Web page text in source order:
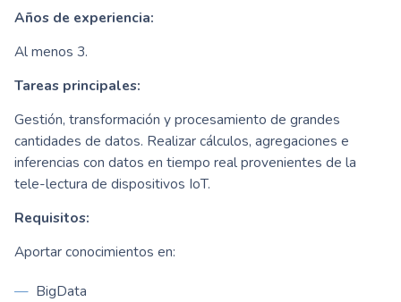
Años de experiencia:
Al menos 3.
Tareas principales:
Gestión, transformación y procesamiento de grandes
cantidades de datos. Realizar cálculos, agregaciones e
inferencias con datos en tiempo real provenientes de la
tele-lectura de dispositivos IoT.
Requisitos:
Aportar conocimientos en:
BigData